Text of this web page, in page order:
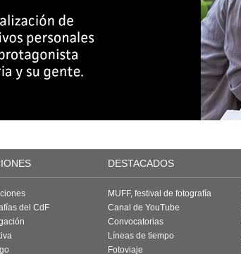
DESTACADOS
del CdF
MUFF, festival de fotografía
Canal de YouTube
Convocatorias
Líneas de tiempo
Fotoviaje